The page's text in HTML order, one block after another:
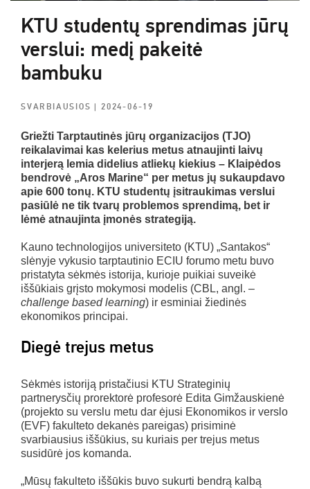
KTU studentų sprendimas jūrų
verslui: medį pakeitė
bambuku
SVARBIAUSIOS | 2024-06-19
Griežti Tarptautinės jūrų organizacijos (TJO)
reikalavimai kas kelerius metus atnaujinti laivų
interjerą lemia didelius atliekų kiekius – Klaipėdos
bendrovė „Aros Marine“ per metus jų sukaupdavo
apie 600 tonų. KTU studentų įsitraukimas verslui
pasiūlė ne tik tvarų problemos sprendimą, bet ir
lėmė atnaujinta įmonės strategiją.
Kauno technologijos universiteto (KTU) „Santakos“
slėnyje vykusio tarptautinio ECIU forumo metu buvo
pristatyta sėkmės istorija, kurioje puikiai suveikė
iššūkiais grįsto mokymosi modelis (CBL, angl. –
challenge based learning) ir esminiai žiedinės
ekonomikos principai.
Diegė trejus metus
Sėkmės istoriją pristačiusi KTU Strateginių
partnerysčių prorektorė profesorė Edita Gimžauskienė
(projekto su verslu metu dar ėjusi Ekonomikos ir verslo
(EVF) fakulteto dekanės pareigas) prisiminė
svarbiausius iššūkius, su kuriais per trejus metus
susidūrė jos komanda.
„Mūsų fakulteto iššūkis buvo sukurti bendrą kalbą